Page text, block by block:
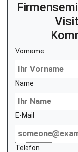
Vorname
Name
E-Mail
Telefon